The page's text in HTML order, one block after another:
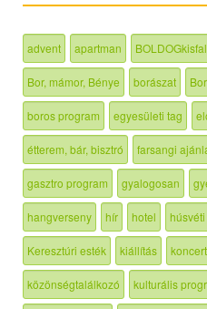
advent apartman
Bor, mámor, Bénye borászat
boros program egyesületi tag
étterem, bár, bisztró farsangi
gasztro program gyalogosan
hangverseny hír hotel
Keresztúri esték kiállítás koncert
közönségtalálkozó kulturális